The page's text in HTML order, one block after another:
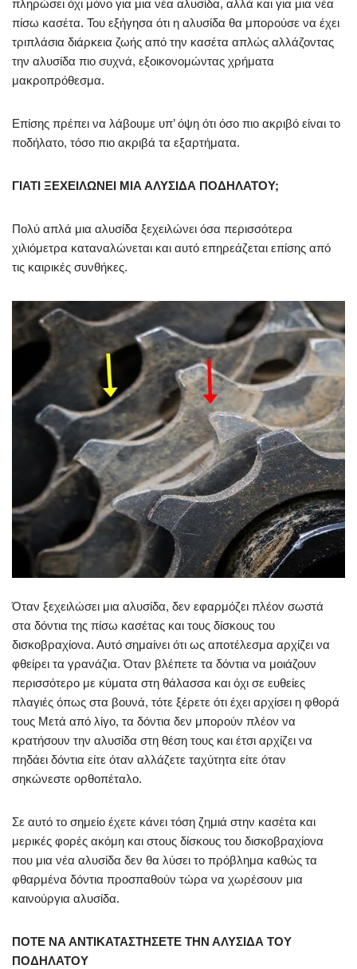
πληρώσει όχι μόνο για μια νέα αλυσίδα, αλλά και για μια νέα
πίσω κασέτα. Του εξήγησα ότι η αλυσίδα θα μπορούσε να έχει
τριπλάσια διάρκεια ζωής από την κασέτα απλώς αλλάζοντας
την αλυσίδα πιο συχνά, εξοικονομώντας χρήματα
μακροπρόθεσμα.
Επίσης πρέπει να λάβουμε υπ’ όψη ότι όσο πιο ακριβό είναι το
ποδήλατο, τόσο πιο ακριβά τα εξαρτήματα.
ΓΙΑΤΙ ΞΕΧΕΙΛΩΝΕΙ ΜΙΑ ΑΛΥΣΙΔΑ ΠΟΔΗΛΑΤΟΥ;
Πολύ απλά μια αλυσίδα ξεχειλώνει όσα περισσότερα
χιλιόμετρα καταναλώνεται και αυτό επηρεάζεται επίσης από
τις καιρικές συνθήκες.
Όταν ξεχειλώσει μια αλυσίδα, δεν εφαρμόζει πλέον σωστά
στα δόντια της πίσω κασέτας και τους δίσκους του
δισκοβραχίονα. Αυτό σημαίνει ότι ως αποτέλεσμα αρχίζει να
φθείρει τα γρανάζια. Όταν βλέπετε τα δόντια να μοιάζουν
περισσότερο με κύματα στη θάλασσα και όχι σε ευθείες
πλαγιές όπως στα βουνά, τότε ξέρετε ότι έχει αρχίσει η φθορά
τους Μετά από λίγο, τα δόντια δεν μπορούν πλέον να
κρατήσουν την αλυσίδα στη θέση τους και έτσι αρχίζει να
πηδάει δόντια είτε όταν αλλάζετε ταχύτητα είτε όταν
σηκώνεστε ορθοπέταλο.
Σε αυτό το σημείο έχετε κάνει τόση ζημιά στην κασέτα και
μερικές φορές ακόμη και στους δίσκους του δισκοβραχίονα
που μια νέα αλυσίδα δεν θα λύσει το πρόβλημα καθώς τα
φθαρμένα δόντια προσπαθούν τώρα να χωρέσουν μια
καινούργια αλυσίδα.
ΠΟΤΕ ΝΑ ΑΝΤΙΚΑΤΑΣΤΗΣΕΤΕ ΤΗΝ ΑΛΥΣΙΔΑ ΤΟΥ
ΠΟΔΗΛΑΤΟΥ